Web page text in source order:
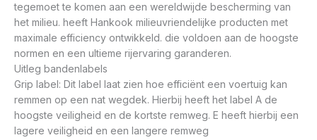
tegemoet te komen aan een wereldwijde bescherming van
het milieu. heeft Hankook milieuvriendelijke producten met
maximale efficiency ontwikkeld. die voldoen aan de hoogste
normen en een ultieme rijervaring garanderen.
Uitleg bandenlabels
Grip label: Dit label laat zien hoe efficiënt een voertuig kan
remmen op een nat wegdek. Hierbij heeft het label A de
hoogste veiligheid en de kortste remweg. E heeft hierbij een
lagere veiligheid en een langere remweg